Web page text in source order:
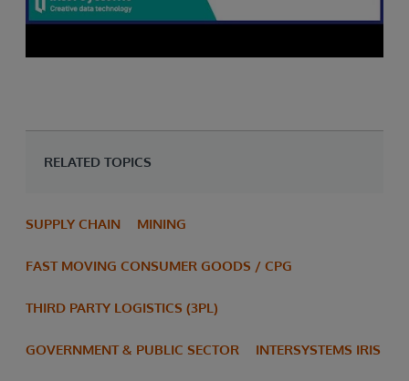
RELATED TOPICS
SUPPLY CHAIN MINING
FAST MOVING CONSUMER GOODS / CPG
THIRD PARTY LOGISTICS (3PL)
GOVERNMENT & PUBLIC SECTOR INTERSYSTEMS IRIS